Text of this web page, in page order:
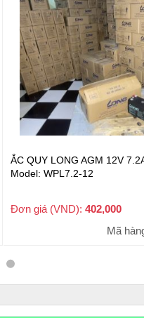
ẮC QUY LONG AGM 12V
15Min), Model: WP1234W
Đơn giá (VND): Liên hệ
Mã